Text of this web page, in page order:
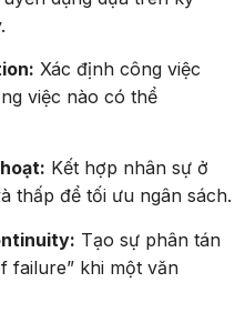
Xác định công việc
việc nào có thể
Kết hợp nhân sự ở
thấp để tối ưu ngân sách.
Tạo sự phân tán
failure” khi một văn